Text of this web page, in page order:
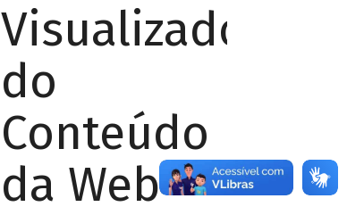
Visualizador
do
Conteúdo
da Web